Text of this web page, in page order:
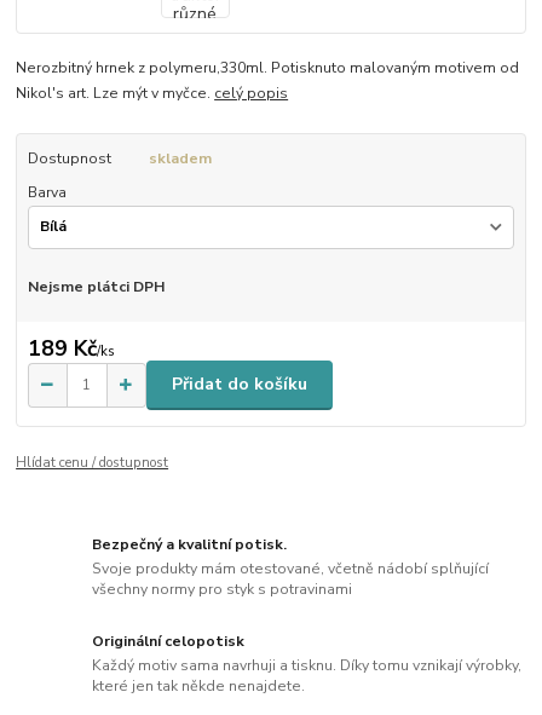
Nerozbitný hrnek z polymeru,330ml. Potisknuto malovaným motivem od
Nikol's art. Lze mýt v myčce. celý popis
Dostupnost
skladem
Barva
Nejsme plátci DPH
189 Kč/ks
Přidat do košíku
Hlídat cenu / dostupnost
Bezpečný a kvalitní potisk.
Svoje produkty mám otestované, včetně nádobí splňující
všechny normy pro styk s potravinami
Originální celopotisk
Každý motiv sama navrhuji a tisknu. Díky tomu vznikají výrobky,
které jen tak někde nenajdete.